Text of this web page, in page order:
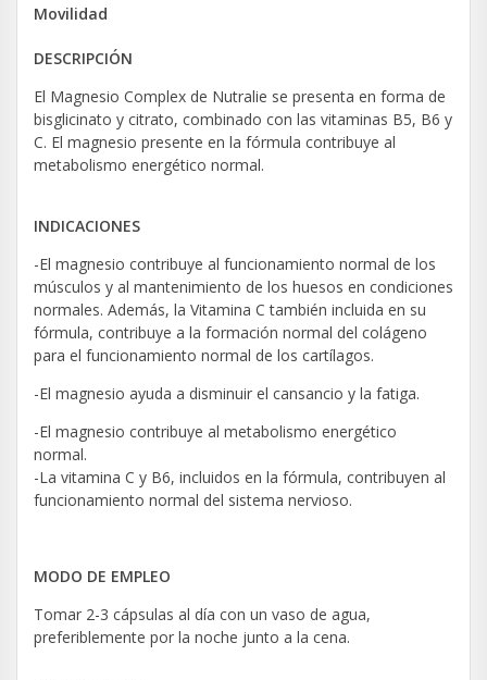
Movilidad
DESCRIPCIÓN
El Magnesio Complex de Nutralie se presenta en forma de
bisglicinato y citrato, combinado con las vitaminas B5, B6 y
C. El magnesio presente en la fórmula contribuye al
metabolismo energético normal.
INDICACIONES
-El magnesio contribuye al funcionamiento normal de los
músculos y al mantenimiento de los huesos en condiciones
normales. Además, la Vitamina C también incluida en su
fórmula, contribuye a la formación normal del colágeno
para el funcionamiento normal de los cartílagos.
-El magnesio ayuda a disminuir el cansancio y la fatiga.
-El magnesio contribuye al metabolismo energético
normal.
-La vitamina C y B6, incluidos en la fórmula, contribuyen al
funcionamiento normal del sistema nervioso.
MODO DE EMPLEO
Tomar 2-3 cápsulas al día con un vaso de agua,
preferiblemente por la noche junto a la cena.